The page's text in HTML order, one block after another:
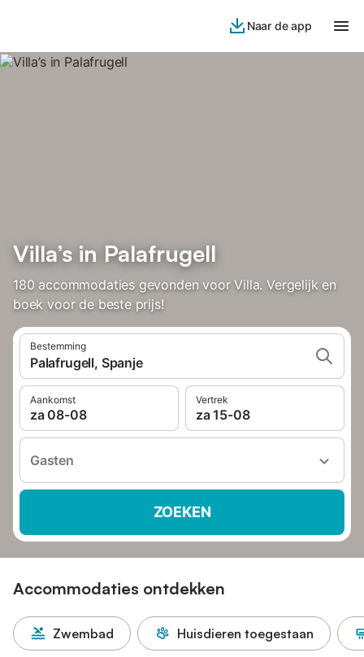
Naar de app
Villa’s in Palafrugell
180 accommodaties gevonden voor Villa. Vergelijk en
boek voor de beste prijs!
Bestemming
Palafrugell, Spanje
Aankomst
za 08-08
Vertrek
za 15-08
Gasten
ZOEKEN
Accommodaties ontdekken
Zwembad Huisdieren toegestaan